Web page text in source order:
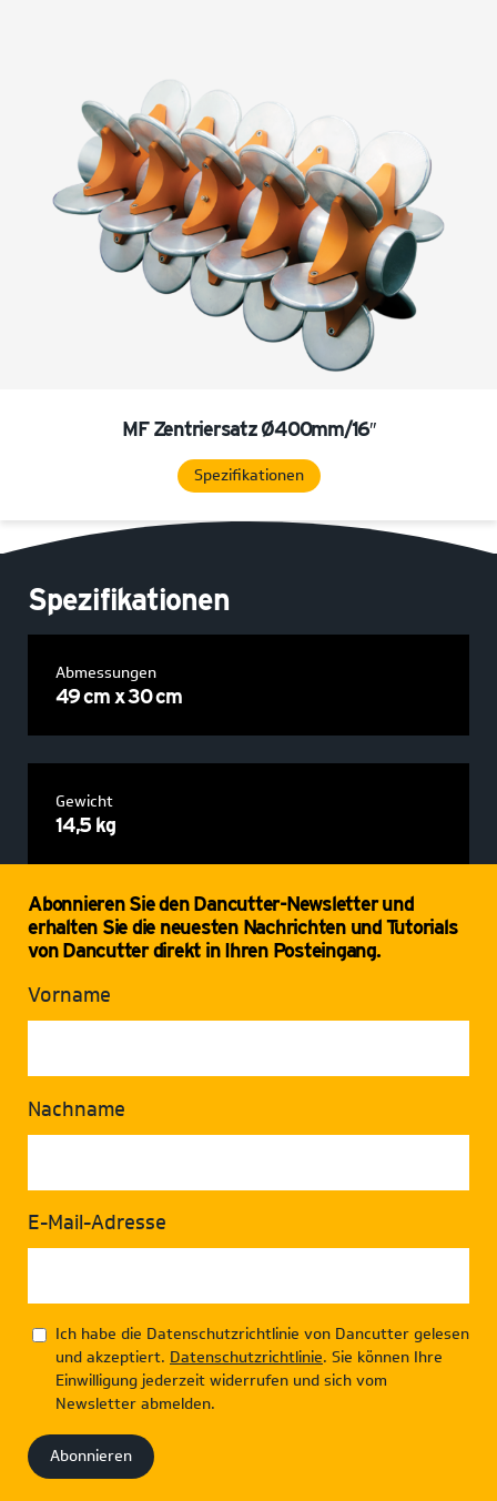
MF Zentriersatz Ø400mm/16″
Spezifikationen
Spezifikationen
Abmessungen
49 cm x 30 cm
Gewicht
14,5 kg
Abonnieren Sie den Dancutter-Newsletter und
erhalten Sie die neuesten Nachrichten und Tutorials
von Dancutter direkt in Ihren Posteingang.
Vorname
Nachname
E-Mail-Adresse
Ich habe die Datenschutzrichtlinie von Dancutter gelesen
und akzeptiert. Datenschutzrichtlinie. Sie können Ihre
Einwilligung jederzeit widerrufen und sich vom
Newsletter abmelden.